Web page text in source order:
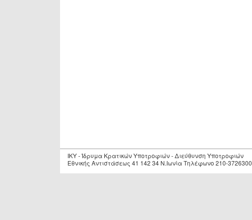
IKY - Ίδρυμα Κρατικών Υποτροφιών - Διεύθυνση Υποτροφιών
Εθνικής Αντιστάσεως 41 142 34 Ν.Ιωνία Τηλέφωνο 210-3726300